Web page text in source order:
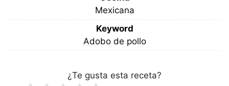
Mexicana
Keyword
Adobo de pollo
¿Te gusta esta receta?